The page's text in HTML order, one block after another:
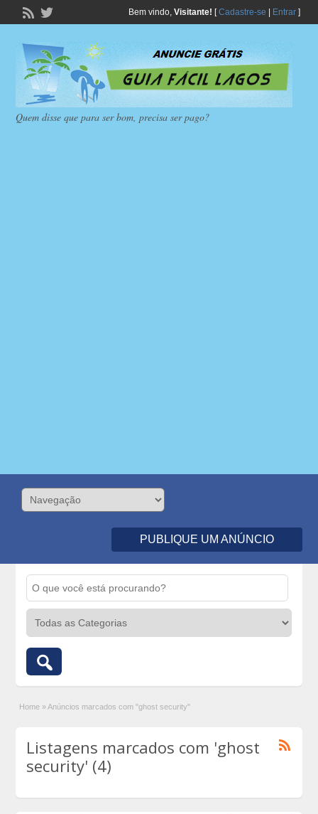
Bem vindo, Visitante! [Cadastre-se Entrar]
Quem disse que para ser bom, precisa ser pago?
PUBLIQUE UM ANÚNCIO
Home » Anúncios marcados com "ghost security"
Listagens marcados com 'ghost
security' (4)